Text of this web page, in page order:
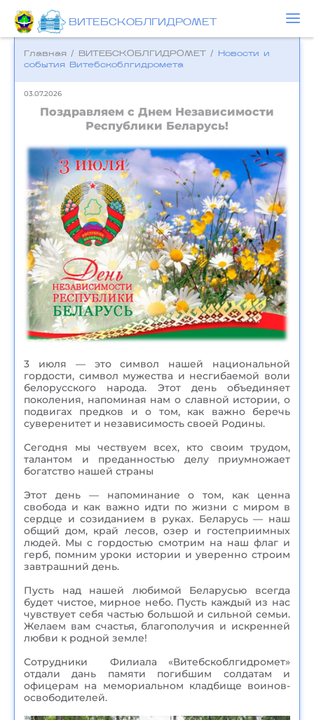
ВИТЕБСКОБЛГИДРОМЕТ
Главная / ВИТЕБСКОБЛГИДРОМЕТ /
Новости и
события Bитебскоблгидромета
03.07.2026
Поздравляем с Днем Независимости
Республики Беларусь!
3 июля — это символ нашей национальной
гордости, символ мужества и несгибаемой воли
белорусского народа. Этот день объединяет
поколения, напоминая нам о славной истории, о
подвигах предков и о том, как важно беречь
суверенитет и независимость своей Родины.
Сегодня мы чествуем всех, кто своим трудом,
талантом и преданностью делу приумножает
богатство нашей страны
Этот день — напоминание о том, как ценна
свобода и как важно идти по жизни с миром в
сердце и созиданием в руках. Беларусь — наш
общий дом, край лесов, озер и гостеприимных
людей. Мы с гордостью смотрим на наш флаг и
герб, помним уроки истории и уверенно строим
завтрашний день.
Пусть над нашей любимой Беларусью всегда
будет чистое, мирное небо. Пусть каждый из нас
чувствует себя частью большой и сильной семьи.
Желаем вам счастья, благополучия и искренней
любви к родной земле!
Сотрудники Филиала «Витебскоблгидромет»
отдали дань памяти погибшим солдатам и
офицерам на мемориальном кладбище воинов-
освободителей.